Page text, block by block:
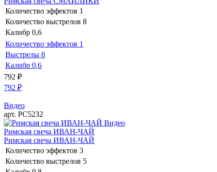
Количество эффектов 1
Количество выстрелов 8
Калибр 0,6
Количество эффектов 1
Выстрелы 8
Калибр 0,6
792 ₽
792 ₽
Видео
арт. РС5232
Видео
Римская свеча ИВАН-ЧАЙ
Римская свеча ИВАН-ЧАЙ
Количество эффектов 3
Количество выстрелов 5